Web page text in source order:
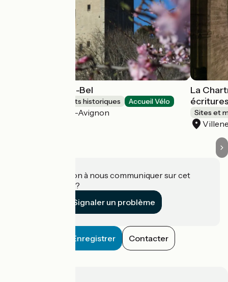
Tour Philippe-le-Bel
Sites et monuments historiques Accueil Vélo
Villeneuve-lès-Avignon
La
Sites et
Une information à nous communiquer sur cet
établissement ?
Signaler un problème
Enregistrer Contacter